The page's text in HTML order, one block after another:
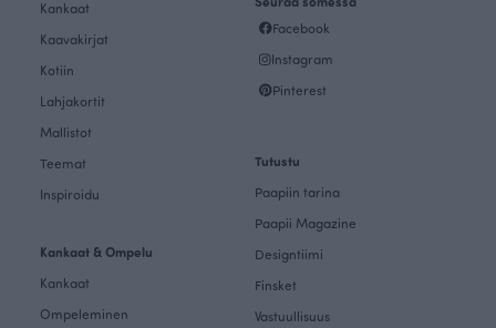
Kankaat
Kaavakirjat
Kotiin
Lahjakortit
Mallistot
Teemat
Inspiroidu
Kankaat & Ompelu
Kankaat
Ompeleminen
Facebook
Instagram
Pinterest
Tutustu
Paapiin tarina
Paapii Magazine
Designtiimi
Finsket
Vastuullisuus